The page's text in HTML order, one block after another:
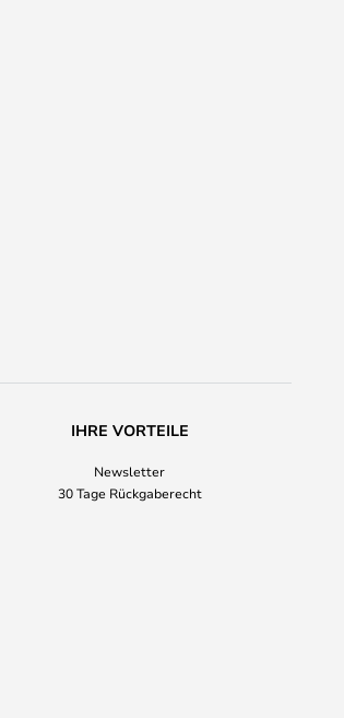
IHRE VORTEILE
Newsletter
30 Tage Rückgaberecht